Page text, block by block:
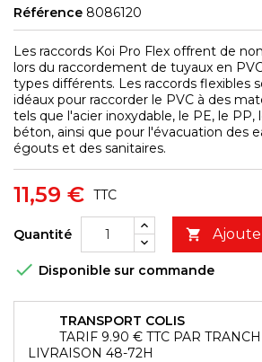
Référence 8086120
Les raccords Koi Pro Flex offrent de
lors du raccordement de tuyaux en
types différents. Les raccords flexibles
idéaux pour raccorder le PVC à des
tels que l'acier inoxydable, le PE, le PP,
béton, ainsi que pour l'évacuation des
égouts et des sanitaires.
11,59 € TTC
Quantité 
 Disponible sur commande
TRANSPORT COLIS
TARIF 9.90 € TTC PAR
LIVRAISON 48-72H